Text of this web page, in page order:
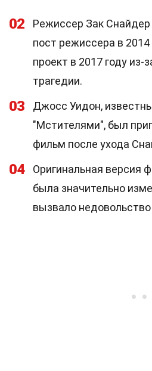
02
Режиссер Зак
пост режиссера в 2014
проект в 2017 году из-
трагедии.
03
Джосс Уидон,
"Мстителями", был
фильм после ухода
04
Оригинальная версия
была значительно
вызвало